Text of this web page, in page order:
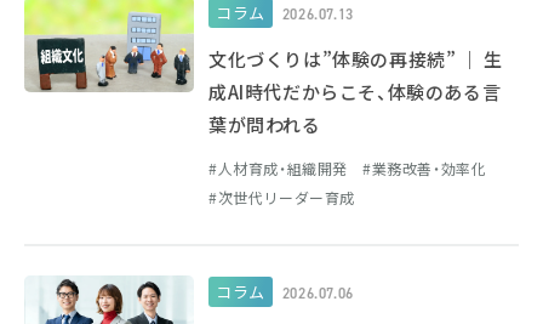
コラム 2026.07.13
文化づくりは”体験の再接続” ｜ 生
成AI時代だからこそ、体験のある言
葉が問われる
人材育成・組織開発
業務改善・効率化
次世代リーダー育成
コラム 2026.07.06